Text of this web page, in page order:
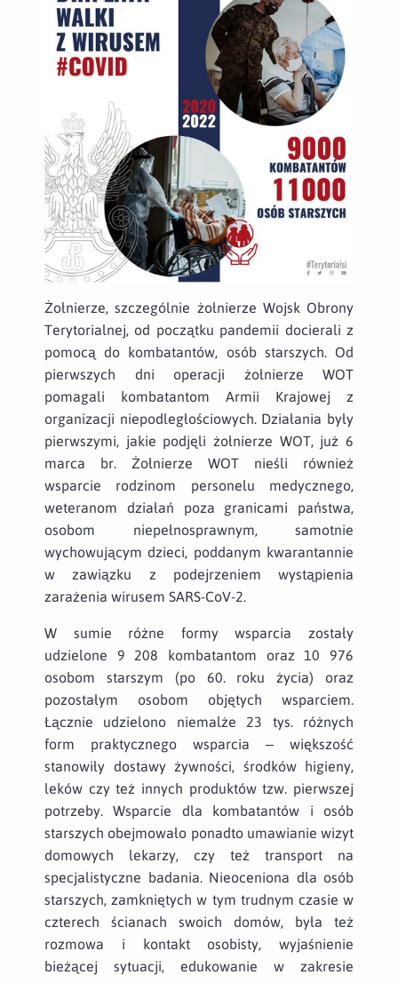
Żołnierze, szczególnie żołnierze Wojsk Obrony
Terytorialnej, od początku pandemii docierali z
pomocą do kombatantów, osób starszych. Od
pierwszych dni operacji żołnierze WOT
pomagali kombatantom Armii Krajowej z
organizacji niepodległościowych. Działania były
pierwszymi, jakie podjęli żołnierze WOT, już 6
marca br. Żołnierze WOT nieśli również
wsparcie rodzinom personelu medycznego,
weteranom działań poza granicami państwa,
osobom niepełnosprawnym, samotnie
wychowującym dzieci, poddanym kwarantannie
w zawiązku z podejrzeniem wystąpienia
zarażenia wirusem SARS-CoV-2.
W sumie różne formy wsparcia zostały
udzielone 9 208 kombatantom oraz 10 976
osobom starszym (po 60. roku życia) oraz
pozostałym osobom objętych wsparciem.
Łącznie udzielono niemalże 23 tys. różnych
form praktycznego wsparcia – większość
stanowiły dostawy żywności, środków higieny,
leków czy też innych produktów tzw. pierwszej
potrzeby. Wsparcie dla kombatantów i osób
starszych obejmowało ponadto umawianie wizyt
domowych lekarzy, czy też transport na
specjalistyczne badania. Nieoceniona dla osób
starszych, zamkniętych w tym trudnym czasie w
czterech ścianach swoich domów, była też
rozmowa i kontakt osobisty, wyjaśnienie
bieżącej sytuacji, edukowanie w zakresie